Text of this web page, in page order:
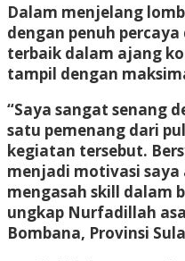
Dalam menjelang
dengan penuh
terbaik dalam ajang
tampil dengan
“Saya sangat senang
satu pemenang dari
kegiatan tersebut.
menjadi motivasi saya
mengasah skill dalam
ungkap Nurfadillah
Bombana, Provinsi